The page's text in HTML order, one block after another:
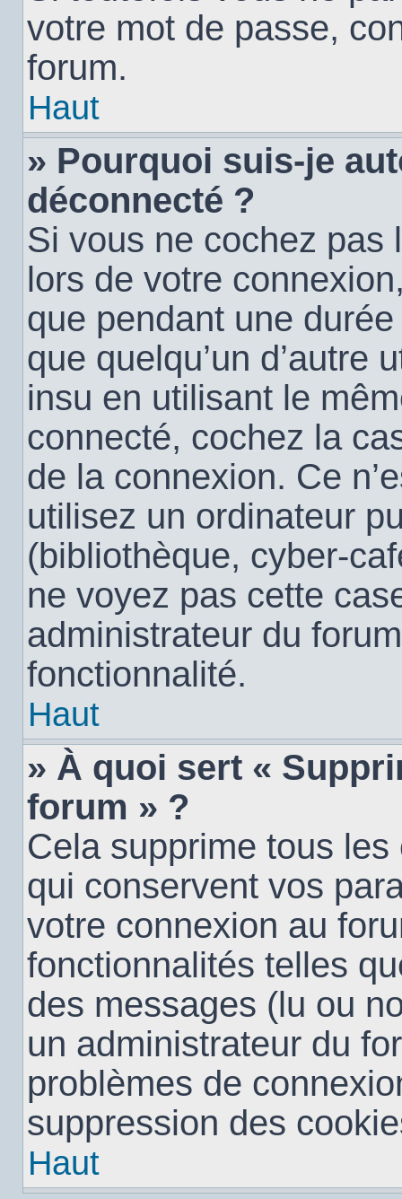
votre mot de passe,
forum.
Haut
» Pourquoi suis-je
déconnecté ?
Si vous ne cochez
lors de votre
que pendant une
que quelqu’un d’autre
insu en utilisant le
connecté, cochez la
de la connexion. Ce
utilisez un ordinateur
(bibliothèque, cyber-
ne voyez pas cette
administrateur du
fonctionnalité.
Haut
» À quoi sert «
forum » ?
Cela supprime tous
qui conservent vos
votre connexion au
fonctionnalités telles
des messages (lu ou
un administrateur du
problèmes de
suppression des
Haut